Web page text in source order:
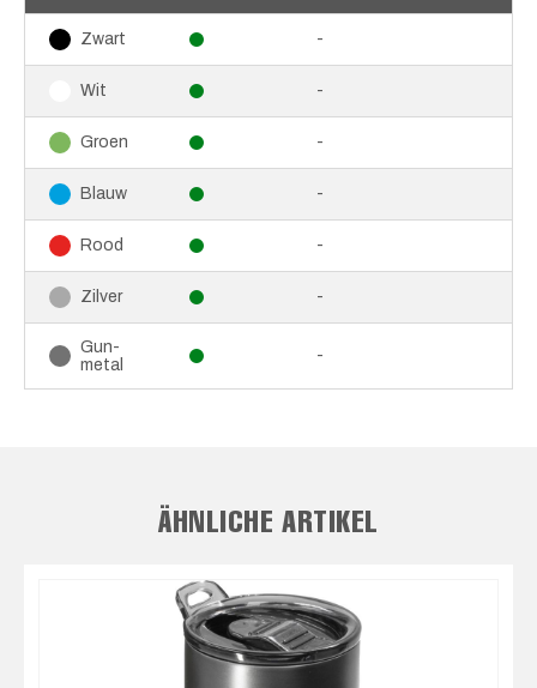
Zwart -
Wit -
Groen -
Blauw -
Rood -
Zilver -
Gun-
metal
-
ÄHNLICHE ARTIKEL